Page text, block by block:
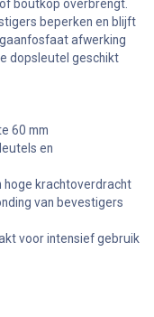
boutkop overbrengt.
beperken en blijft
afwerking
dopsleutel geschikt
60 mm
en
hoge krachtoverdracht
van bevestigers
voor intensief gebruik